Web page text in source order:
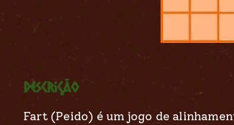
Descrição
Fart (Peido) é um jogo de